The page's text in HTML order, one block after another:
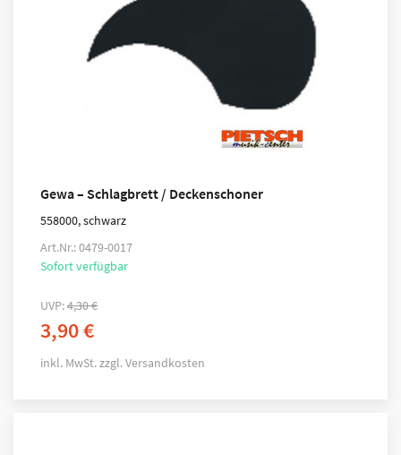
Gewa – Schlagbrett / Deckenschoner
558000, schwarz
Art.Nr.: 0479-0017
Sofort verfügbar
UVP:4,30€
3,90€
inkl. MwSt.zzgl.Versandkosten